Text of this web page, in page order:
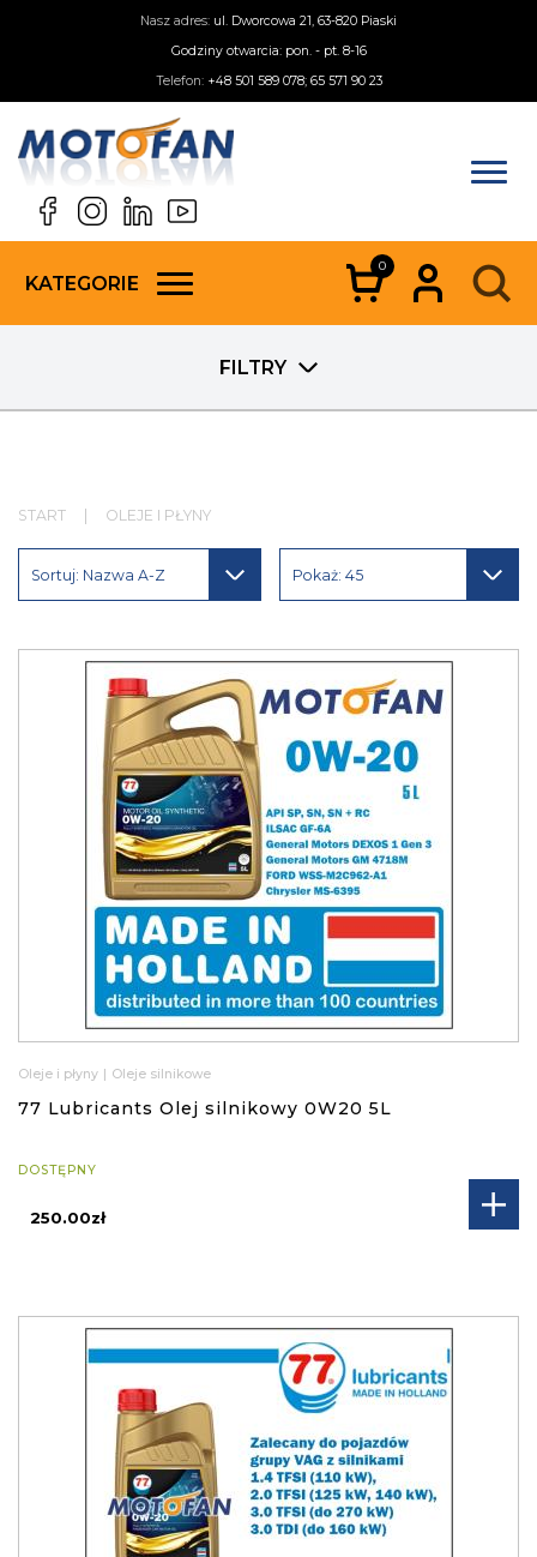
Nasz adres: ul. Dworcowa 21, 63-820 Piaski
Godziny otwarcia: pon. - pt. 8-16
Telefon: +48 501 589 078; 65 571 90 23
KATEGORIE
0
FILTRY
START OLEJE I PŁYNY
Sortuj: Nazwa A-Z Pokaż: 45
Oleje i płyny | Oleje silnikowe
77 Lubricants Olej silnikowy 0W20 5L
DOSTĘPNY
250.00zł